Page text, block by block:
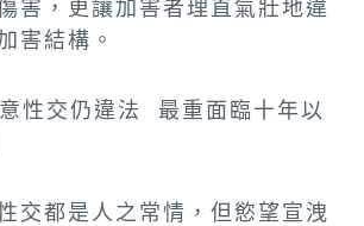
害，更讓加害者理直氣壯地違
害結構。
性交仍違法 最重面臨十年以
交都是人之常情，但慾望宣洩